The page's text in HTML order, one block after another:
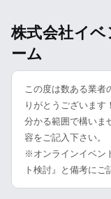
株式会社イ
ーム
この度は数ある業者
りがとうございます！
分かる範囲で構いま
容をご記入下さい。
※オンラインイベン
ト検討』と備考にご